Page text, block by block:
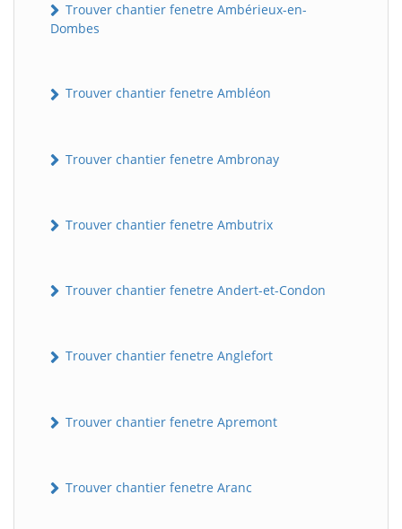
Trouver chantier fenetre Ambérieux-en-
Dombes
Trouver chantier fenetre Ambléon
Trouver chantier fenetre Ambronay
Trouver chantier fenetre Ambutrix
Trouver chantier fenetre Andert-et-Condon
Trouver chantier fenetre Anglefort
Trouver chantier fenetre Apremont
Trouver chantier fenetre Aranc